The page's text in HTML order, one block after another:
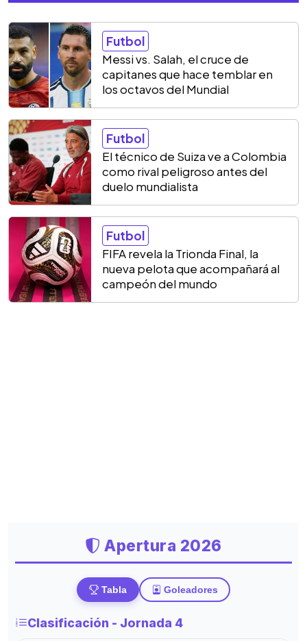
Futbol
Messi vs. Salah, el cruce de
capitanes que hace temblar en
los octavos del Mundial
Futbol
El técnico de Suiza ve a Colombia
como rival peligroso antes del
duelo mundialista
Futbol
FIFA revela la Trionda Final, la
nueva pelota que acompañará al
campeón del mundo